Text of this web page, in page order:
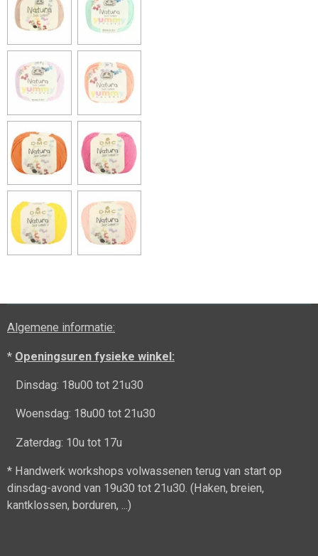
Algemene informatie:
* Openingsuren fysieke winkel:
Dinsdag: 18u00 tot 21u30
Woensdag: 18u00 tot 21u30
Zaterdag: 10u tot 17u
* Handwerk workshops volwassenen terug van start op
dinsdag-avond van 19u30 tot 21u30. (Haken, breien,
kantklossen, borduren, ...)